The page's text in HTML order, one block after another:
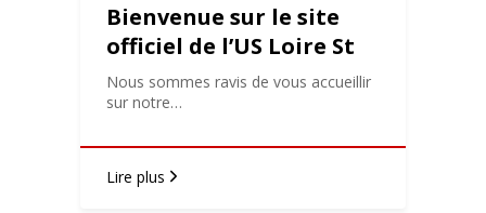
Bienvenue sur le site
officiel de l’US Loire St
Romain !
Nous sommes ravis de vous accueillir
sur notre…
Lire plus